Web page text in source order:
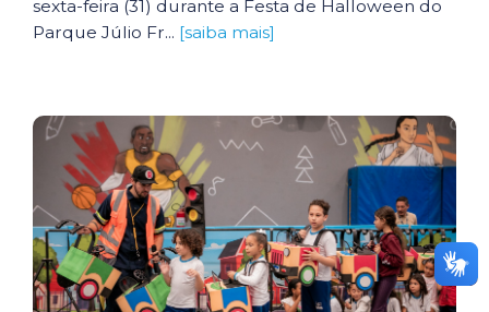
sexta-feira (31) durante a Festa de Halloween do
Parque Júlio Fr... [saiba mais]